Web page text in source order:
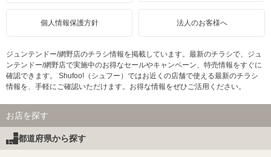
個人情報保護方針 法人のお客様へ
ジュンテンドー/網野店のチラシ情報を掲載しています。最新のチラシで、ジュ
ンテンドー/網野店で実施中のお得なセールやキャンペーン、特売情報をすぐに
確認できます。 Shufoo!（シュフー）ではお近くの店舗で使える最新のチラシ
情報を、手軽にご確認いただけます。お得な情報をぜひご活用ください。
お店を探す
都道府県から探す